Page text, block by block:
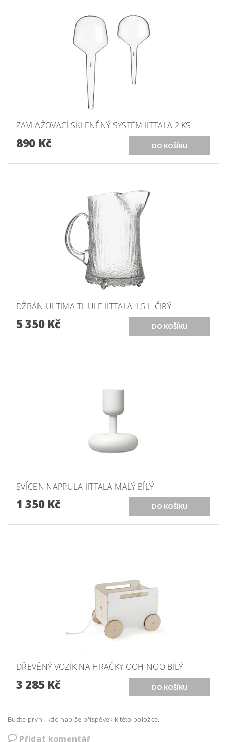
ZAVLAŽOVACÍ SKLENĚNÝ SYSTÉM IITTALA 2 KS
890 Kč
DŽBÁN ULTIMA THULE IITTALA 1,5 L ČIRÝ
5 350 Kč
SVÍCEN NAPPULA IITTALA MALÝ BÍLÝ
1 350 Kč
DŘEVĚNÝ VOZÍK NA HRAČKY OOH NOO BÍLÝ
3 285 Kč
Buďte první, kdo napíše příspěvek k této položce.
Přidat komentář